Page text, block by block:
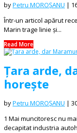
byPetru MOROȘANU |
Într-un articol apărut
Marin trage linie și...
Read More
Țara arde,
horește
byPetru MOROȘANU |
1 Mai muncitoresc nu
decapitat industria